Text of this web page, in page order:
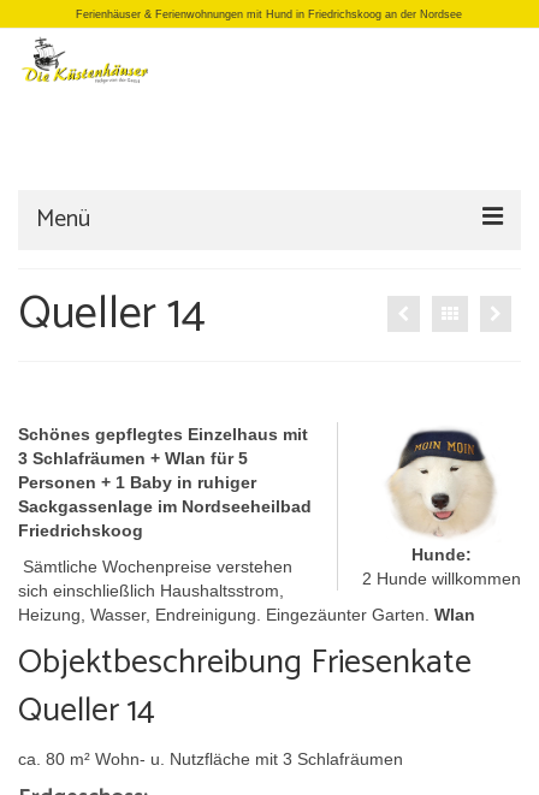
Ferienhäuser & Ferienwohnungen mit Hund in Friedrichskoog an der Nordsee
Menü
Einzelhäuser
Apartments
Büro/Laden
Anfrage
Umgebung
Urlaub mit Hund
Queller 14
Hunde:
2 Hunde willkommen
Schönes gepflegtes Einzelhaus mit
3 Schlafräumen + Wlan für 5
Personen + 1 Baby in ruhiger
Sackgassenlage im Nordseeheilbad
Friedrichskoog
Sämtliche Wochenpreise verstehen
sich einschließlich Haushaltsstrom,
Heizung, Wasser, Endreinigung. Eingezäunter Garten. Wlan
Objektbeschreibung Friesenkate
Queller 14
ca. 80 m² Wohn- u. Nutzfläche mit 3 Schlafräumen